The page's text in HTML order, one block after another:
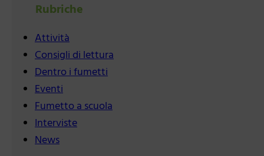
Rubriche
Attività
Consigli di lettura
Dentro i fumetti
Eventi
Fumetto a scuola
Interviste
News